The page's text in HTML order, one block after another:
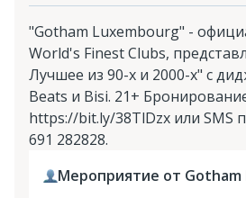
"Gotham Luxembourg" -
World's Finest Clubs,
Лучшее из 90-х и 2000-х" с
Beats и Bisi. 21+
https://bit.ly/38TlDzx или SMS
691 282828.
Мероприятие от Gotham